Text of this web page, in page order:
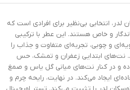
لدر، انتخابی بی‌نظیر برای افرادی است که
و خاص هستند. این عطر با ترکیبی
و چوبی، تجربه‌ای متفاوت و جذاب را
نت‌های ابتدایی زعفران و تمشک، حس
و در کنار نت‌های میانی گل یاس و صمغ
ایجاد می‌کند. در نهایت، رایحه چرم و